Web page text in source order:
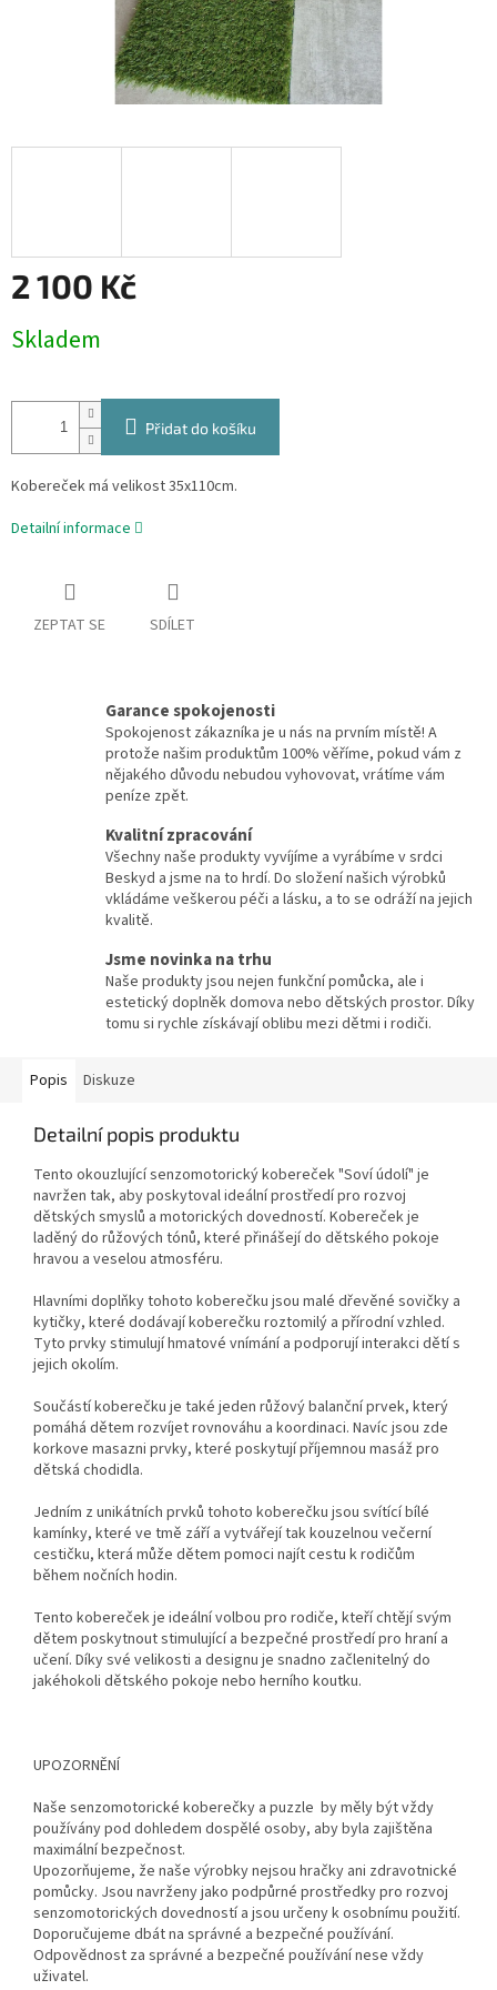
2 100 Kč
cena:
Skladem
Přidat do košíku
Kobereček má velikost 35x110cm.
Detailní informace
ZEPTAT SE SDÍLET
Garance spokojenosti
Spokojenost zákazníka je u nás na prvním místě! A
protože našim produktům 100% věříme, pokud vám z
nějakého důvodu nebudou vyhovovat, vrátíme vám
peníze zpět.
Kvalitní zpracování
Všechny naše produkty vyvíjíme a vyrábíme v srdci
Beskyd a jsme na to hrdí. Do složení našich výrobků
vkládáme veškerou péči a lásku, a to se odráží na jejich
kvalitě.
Jsme novinka na trhu
Naše produkty jsou nejen funkční pomůcka, ale i
estetický doplněk domova nebo dětských prostor. Díky
tomu si rychle získávají oblibu mezi dětmi i rodiči.
Popis Diskuze
Detailní popis produktu
Tento okouzlující senzomotorický kobereček "Soví údolí" je
navržen tak, aby poskytoval ideální prostředí pro rozvoj
dětských smyslů a motorických dovedností. Kobereček je
laděný do růžových tónů, které přinášejí do dětského pokoje
hravou a veselou atmosféru.
Hlavními doplňky tohoto koberečku jsou malé dřevěné sovičky a
kytičky, které dodávají koberečku roztomilý a přírodní vzhled.
Tyto prvky stimulují hmatové vnímání a podporují interakci dětí s
jejich okolím.
Součástí koberečku je také jeden růžový balanční prvek, který
pomáhá dětem rozvíjet rovnováhu a koordinaci. Navíc jsou zde
korkove masazni prvky, které poskytují příjemnou masáž pro
dětská chodidla.
Jedním z unikátních prvků tohoto koberečku jsou svítící bílé
kamínky, které ve tmě září a vytvářejí tak kouzelnou večerní
cestičku, která může dětem pomoci najít cestu k rodičům
během nočních hodin.
Tento kobereček je ideální volbou pro rodiče, kteří chtějí svým
dětem poskytnout stimulující a bezpečné prostředí pro hraní a
učení. Díky své velikosti a designu je snadno začlenitelný do
jakéhokoli dětského pokoje nebo herního koutku.
UPOZORNĚNÍ
Naše senzomotorické koberečky a puzzle by měly být vždy
používány pod dohledem dospělé osoby, aby byla zajištěna
maximální bezpečnost.
Upozorňujeme, že naše výrobky nejsou hračky ani zdravotnické
pomůcky. Jsou navrženy jako podpůrné prostředky pro rozvoj
senzomotorických dovedností a jsou určeny k osobnímu použití.
Doporučujeme dbát na správné a bezpečné používání.
Odpovědnost za správné a bezpečné používání nese vždy
uživatel.